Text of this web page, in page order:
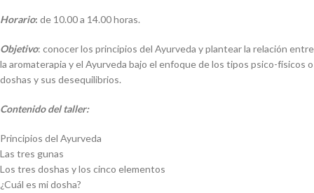
Horario: de 10.00 a 14.00 horas.
Objetivo: conocer los principios del Ayurveda y plantear la relación entre
la aromaterapia y el Ayurveda bajo el enfoque de los tipos psico-físicos o
doshas y sus desequilibrios.
Contenido del taller:
Principios del Ayurveda
Las tres gunas
Los tres doshas y los cinco elementos
¿Cuál es mi dosha?